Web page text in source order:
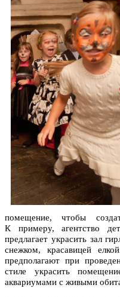
помещение, чтобы
К примеру, агентство
предлагает украсить зал
снежком, красавицей
предполагают при
стиле украсить
аквариумами с живыми